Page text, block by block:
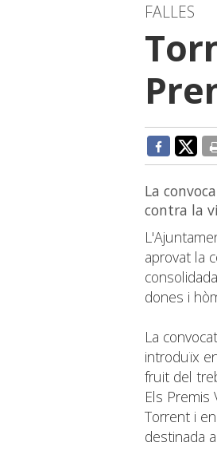
FALLES
La
contra la
aprovat la
dones i
La
introduïx
fruit del
Els
Torrent i
destinada